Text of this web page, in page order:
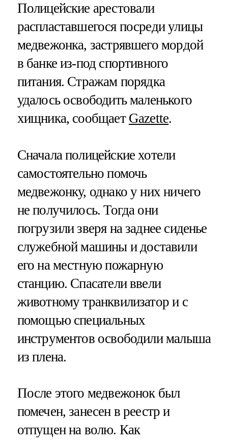
Полицейские арестовали
распластавшегося посреди улицы
медвежонка, застрявшего мордой
в банке из-под спортивного
питания. Стражам порядка
удалось освободить маленького
хищника, сообщает Gazette.
Сначала полицейские хотели
самостоятельно помочь
медвежонку, однако у них ничего
не получилось. Тогда они
погрузили зверя на заднее сиденье
служебной машины и доставили
его на местную пожарную
станцию. Спасатели ввели
животному транквилизатор и с
помощью специальных
инструментов освободили малыша
из плена.
После этого медвежонок был
помечен, занесен в реестр и
отпущен на волю. Как